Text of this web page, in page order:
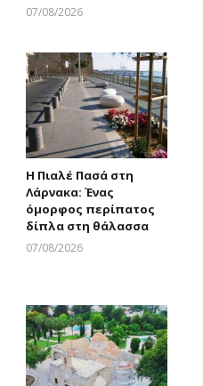
07/08/2026
Η Πιαλέ Πασά στη
Λάρνακα: Ένας
όμορφος περίπατος
δίπλα στη θάλασσα
07/08/2026